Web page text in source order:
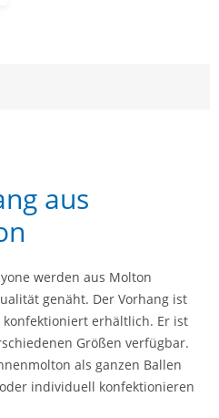
aus
werden aus Molton
genäht. Der Vorhang ist
erhältlich. Er ist
Größen verfügbar.
als ganzen Ballen
individuell konfektionieren